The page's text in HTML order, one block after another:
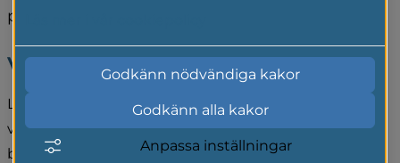
personlig assistans.
Vem kan få personlig assistans?
LSS-lagen är mycket detaljerad och specifik kring
vilken hjälp man kan få. Personlig assistans beviljas
bara om det kan uppfylla individens så kallande
Godkänn nödvändiga kakor
Godkänn alla kakor
Anpassa inställningar